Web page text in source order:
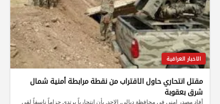
الاخبار العراقية
مقتل انتحاري حاول الاقتراب من نقطة مرابطة أمنية شمال
شرق بعقوبة
أفاد مصدر امني في محافظة ديالى. الاحد. بأن انتحارياً يرتدي حزاماً ناسفاً لقي